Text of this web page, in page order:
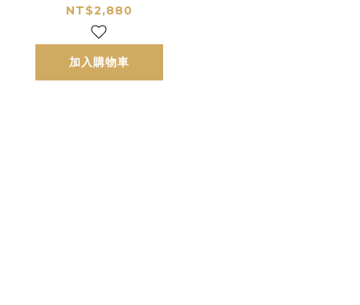
哈漫克【官網獨
家】HamacaSole
NT$2,880
加入購物車